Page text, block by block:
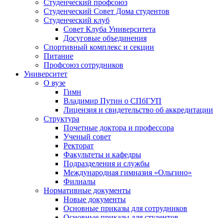
Студенческий профсоюз
Студенческий Совет Дома студентов
Студенческий клуб
Совет Клуба Университета
Досуговые объединения
Спортивный комплекс и секции
Питание
Профсоюз сотрудников
Университет
О вузе
Гимн
Владимир Путин о СПбГУП
Лицензия и свидетельство об аккредитации
Структура
Почетные доктора и профессора
Ученый совет
Ректорат
Факультеты и кафедры
Подразделения и службы
Международная гимназия «Ольгино»
Филиалы
Нормативные документы
Новые документы
Основные приказы для сотрудников